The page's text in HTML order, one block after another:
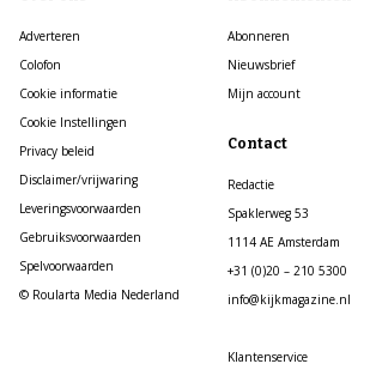
Adverteren
Colofon
Cookie informatie
Cookie Instellingen
Privacy beleid
Disclaimer/vrijwaring
Leveringsvoorwaarden
Gebruiksvoorwaarden
Spelvoorwaarden
© Roularta Media Nederland
Abonneren
Nieuwsbrief
Mijn account
Contact
Redactie
Spaklerweg 53
1114 AE Amsterdam
+31 (0)20 – 210 5300
info@kijkmagazine.nl
Klantenservice